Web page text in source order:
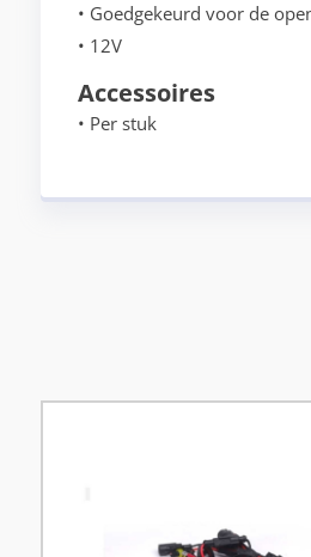
• Goedgekeurd voor de
• 12V
Accessoires
• Per stuk